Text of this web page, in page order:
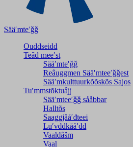
Sääʹmteʹǧǧ
Ouddseidd
Teâđ meeʹst
Sääʹmteʹǧǧ
Reâuggmen Sääʹmteeʹǧǧest
Sääʹmkulttuurkõõskõs Sajos
Tuʹmmstõktuâjj
Sääʹmteeʹǧǧ sååbbar
Halltõs
Saaǥǥjååʹđteei
Luʹvddkååʹdd
Vaaldâšm
Vaal